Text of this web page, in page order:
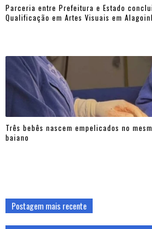
Parceria entre Prefeitura e Estado
Qualificação em Artes Visuais em
Três bebês nascem empelicados no
baiano
Postagem mais recente